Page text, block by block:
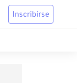
Inscribirse